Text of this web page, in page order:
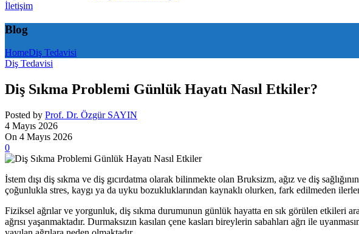
İletişim
Blog
HomeDiş Tedavisi
Diş Tedavisi
Diş Sıkma Problemi Günlük Hayatı Nasıl Etkiler?
Posted by Prof. Dr. Özgür SAYIN
4 Mayıs 2026
On 4 Mayıs 2026
0
İstem dışı diş sıkma ve diş gıcırdatma olarak bilinmekte olan Bruksizm, ağız ve diş
çoğunlukla stres, kaygı ya da uyku bozukluklarından kaynaklı olurken, fark edilmeden
Fiziksel ağrılar ve yorgunluk, diş sıkma durumunun günlük hayatta en sık görülen etkileri
ağrısı yaşanmaktadır. Durmaksızın kasılan çene kasları bireylerin sabahları ağrı ile